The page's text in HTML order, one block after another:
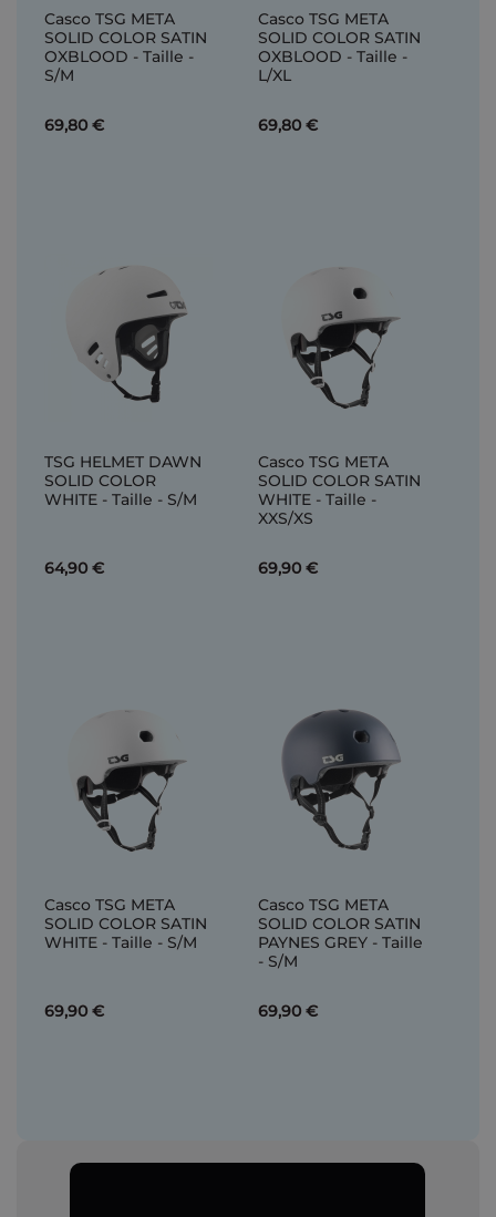
Casco TSG META
SOLID COLOR SATIN
OXBLOOD - Taille -
S/M
69,80 €
Casco TSG META
SOLID COLOR SATIN
OXBLOOD - Taille -
L/XL
69,80 €
TSG HELMET DAWN
SOLID COLOR
WHITE - Taille - S/M
64,90 €
Casco TSG META
SOLID COLOR SATIN
WHITE - Taille -
XXS/XS
69,90 €
Casco TSG META
SOLID COLOR SATIN
WHITE - Taille - S/M
69,90 €
Casco TSG META
SOLID COLOR SATIN
PAYNES GREY - Taille
- S/M
69,90 €